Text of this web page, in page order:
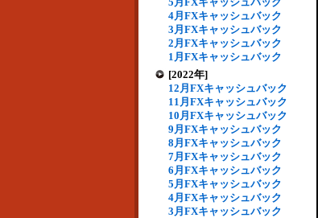
4月FXキャッシュバック
3月FXキャッシュバック
2月FXキャッシュバック
1月FXキャッシュバック
[2022年]
12月FXキャッシュバック
11月FXキャッシュバック
10月FXキャッシュバック
9月FXキャッシュバック
8月FXキャッシュバック
7月FXキャッシュバック
6月FXキャッシュバック
5月FXキャッシュバック
4月FXキャッシュバック
3月FXキャッシュバック